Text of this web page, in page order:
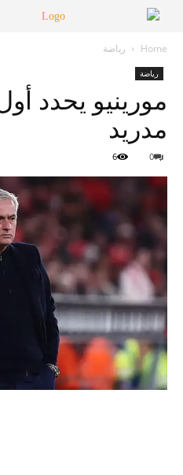
Home رياضة
رياضة
مورينيو يحدد
مدريد
0
6